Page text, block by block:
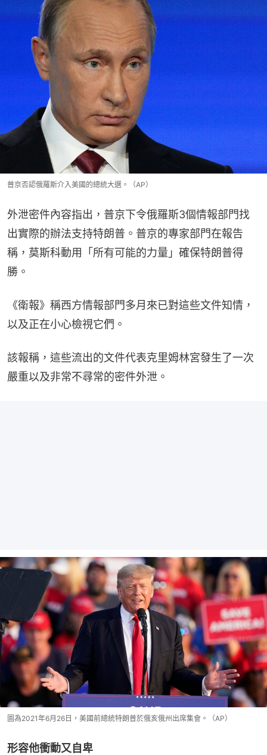
普京否認俄羅斯介入美國的總統大選。（AP）
外泄密件內容指出，普京下令俄羅斯3個情報部門找
出實際的辦法支持特朗普。普京的專家部門在報告
稱，莫斯科動用「所有可能的力量」確保特朗普得
勝。
《衛報》稱西方情報部門多月來已對這些文件知情，
以及正在小心檢視它們。
該報稱，這些流出的文件代表克里姆林宮發生了一次
嚴重以及非常不尋常的密件外泄。
圖為2021年6月26日，美國前總統特朗普於俄亥俄州出席集會。（AP）
形容他衝動又自卑